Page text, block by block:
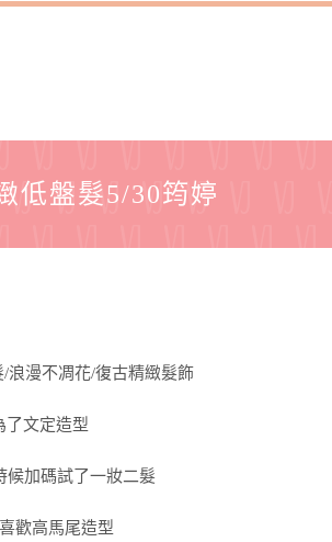
低盤髮5/30筠婷
浪漫不凋花/復古精緻髮飾
了文定造型
加碼試了一妝二髮
歡高馬尾造型